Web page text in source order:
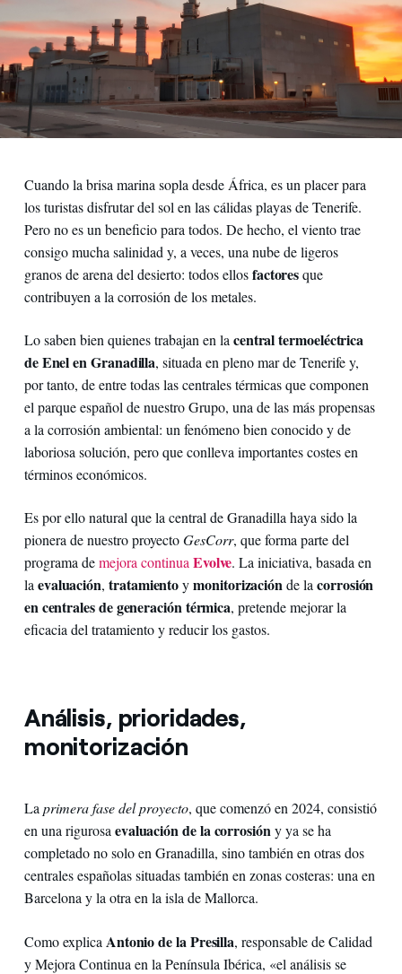
Cuando la brisa marina sopla desde África, es un placer para
los turistas disfrutar del sol en las cálidas playas de Tenerife.
Pero no es un beneficio para todos. De hecho, el viento trae
consigo mucha salinidad y, a veces, una nube de ligeros
granos de arena del desierto: todos ellosfactoresque
contribuyen a la corrosión de los metales.
Lo saben bien quienes trabajan en la central termoeléctrica
de Enel en Granadilla, situada en pleno mar de Tenerife y,
por tanto, de entre todas las centrales térmicas que componen
el parque español de nuestro Grupo, una de las más propensas
a la corrosión ambiental: un fenómeno bien conocido y de
laboriosa solución, pero que conlleva importantes costes en
términos económicos.
Es por ello natural que la central de Granadilla haya sido la
pionera de nuestro proyectoGesCorr, que forma parte del
programa demejora continuaEvolve. La iniciativa, basada en
laevaluación,tratamientoymonitorizaciónde lacorrosión
en centrales de generación térmica, pretende mejorar la
eficacia del tratamiento y reducir los gastos.
Análisis, prioridades,
monitorización
Laprimera fase del proyecto, que comenzó en 2024, consistió
en una rigurosaevaluación de la corrosióny ya se ha
completado no solo en Granadilla, sino también en otras dos
centrales españolas situadas también en zonas costeras: una en
Barcelona y la otra en la isla de Mallorca.
Como explica Antonio de la Presilla, responsable de Calidad
y Mejora Continua en la Península Ibérica, «el análisis se